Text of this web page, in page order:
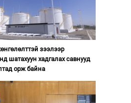
зээлээр
шатахуун хадгалах савнууд
орж байна